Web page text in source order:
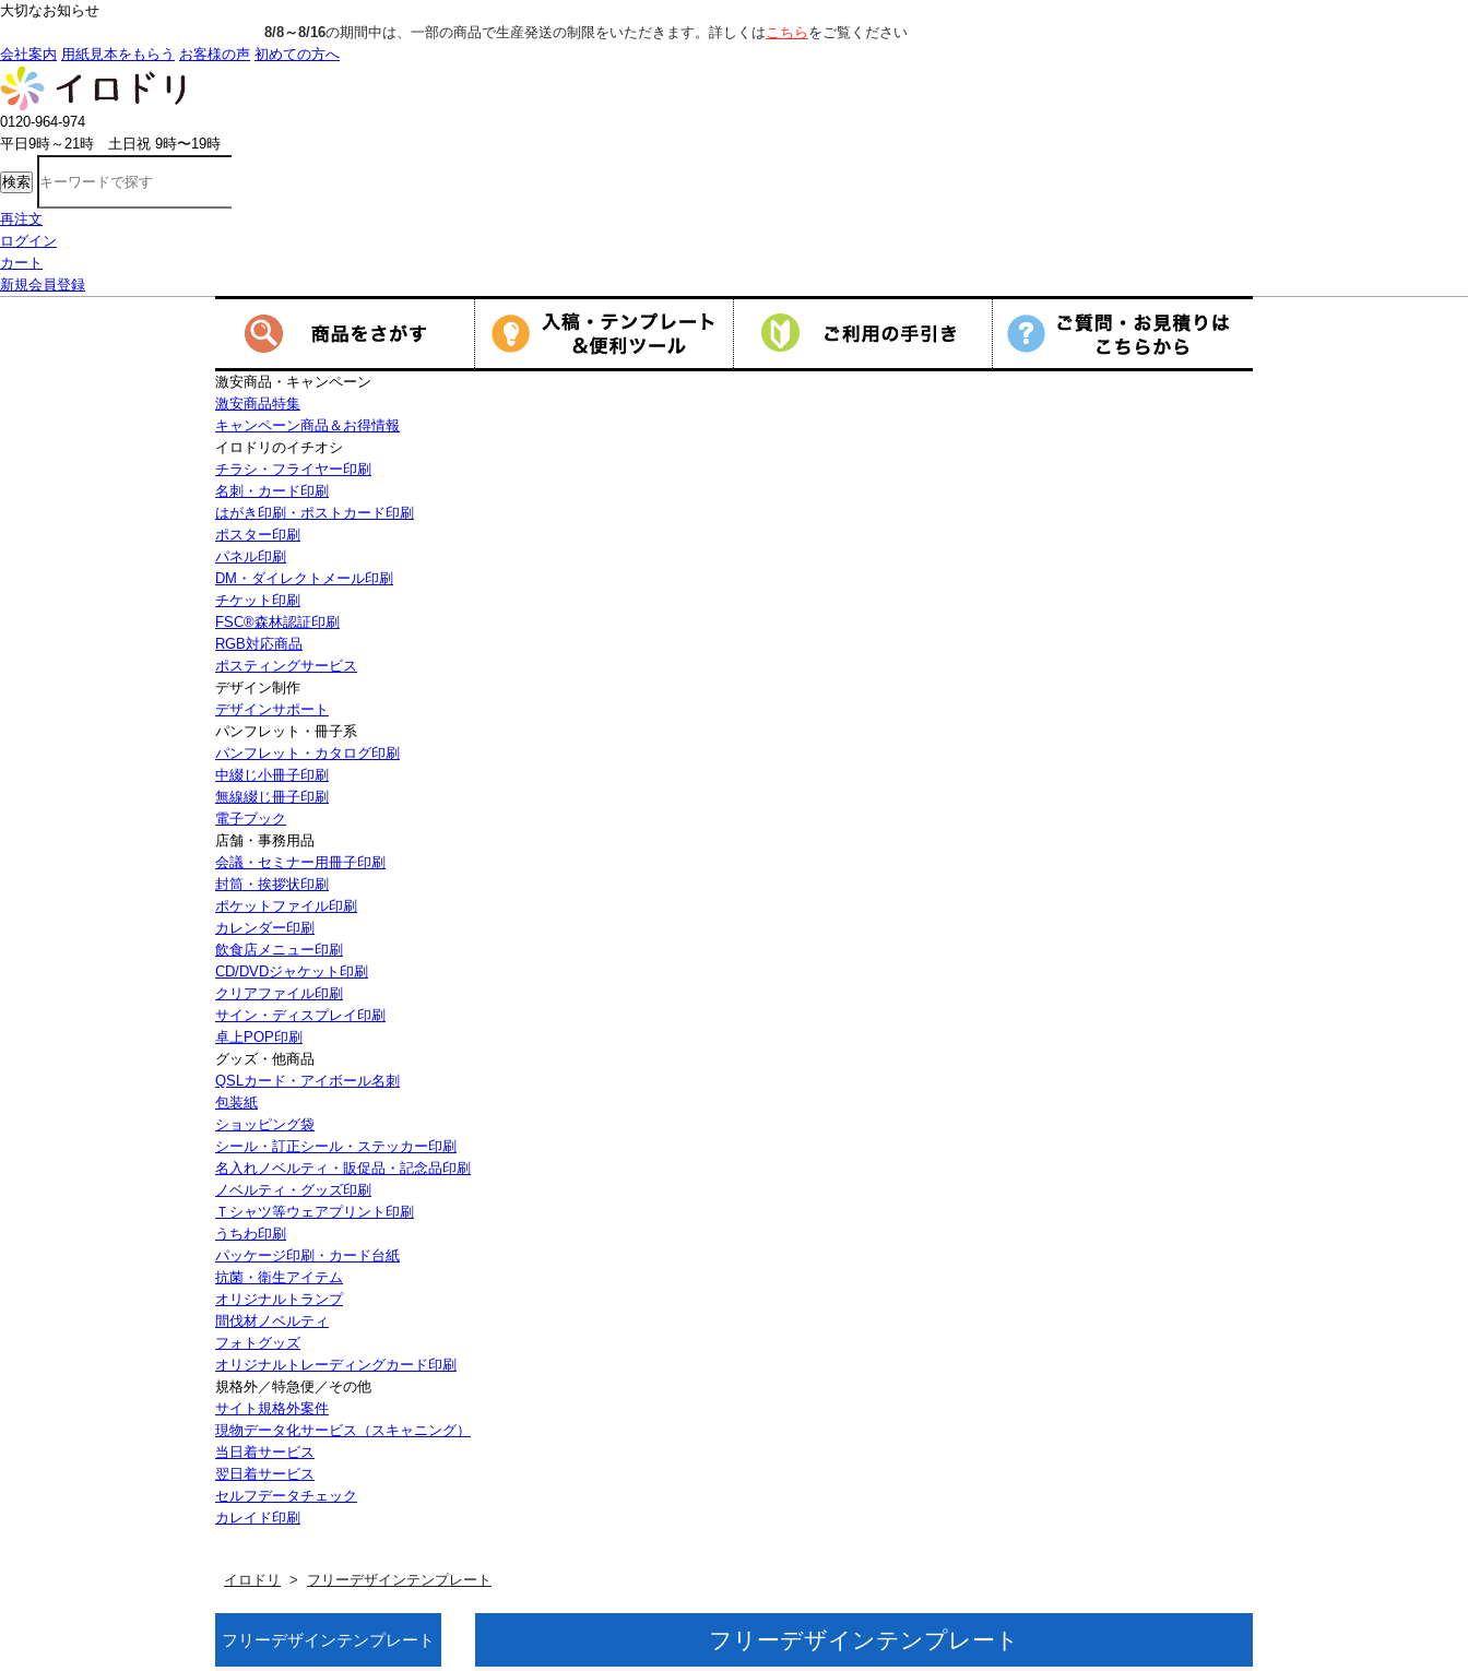
大切なお知らせ
の期間中は、一部の商品で生産発送の制限をいただきます。詳しくはこちらをご覧ください
会社案内 用紙見本をもらう お客様の声 初めての方へ
0120-964-974
平日9時～21時 土日祝 9時〜19時
検索
再注文
ログイン
カート
新規会員登録
激安商品・キャンペーン
激安商品特集
キャンペーン商品＆お得情報
イロドリのイチオシ
チラシ・フライヤー印刷
名刺・カード印刷
はがき印刷・ポストカード印刷
ポスター印刷
パネル印刷
DM・ダイレクトメール印刷
チケット印刷
FSC®森林認証印刷
RGB対応商品
ポスティングサービス
デザイン制作
デザインサポート
パンフレット・冊子系
パンフレット・カタログ印刷
中綴じ小冊子印刷
無線綴じ冊子印刷
電子ブック
店舗・事務用品
会議・セミナー用冊子印刷
封筒・挨拶状印刷
ポケットファイル印刷
カレンダー印刷
飲食店メニュー印刷
CD/DVDジャケット印刷
クリアファイル印刷
サイン・ディスプレイ印刷
卓上POP印刷
グッズ・他商品
QSLカード・アイボール名刺
包装紙
ショッピング袋
シール・訂正シール・ステッカー印刷
名入れノベルティ・販促品・記念品印刷
ノベルティ・グッズ印刷
Ｔシャツ等ウェアプリント印刷
うちわ印刷
パッケージ印刷・カード台紙
抗菌・衛生アイテム
オリジナルトランプ
間伐材ノベルティ
フォトグッズ
オリジナルトレーディングカード印刷
規格外／特急便／その他
サイト規格外案件
現物データ化サービス（スキャニング）
当日着サービス
翌日着サービス
セルフデータチェック
カレイド印刷
イロドリ フリーデザインテンプレート
フリーデザインテンプレート フリーデザインテンプレート